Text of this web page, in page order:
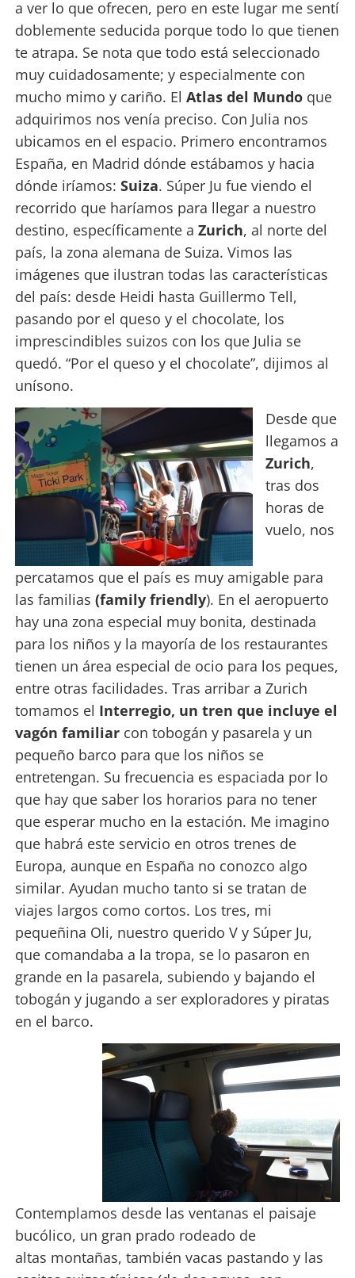
a ver lo que ofrecen, pero en este lugar me sentí
doblemente seducida porque todo lo que tienen
te atrapa. Se nota que todo está seleccionado
muy cuidadosamente; y especialmente con
mucho mimo y cariño. El Atlas del Mundoque
adquirimos nos venía preciso. Con Julia nos
ubicamos en el espacio. Primero encontramos
España, en Madrid dónde estábamos y hacia
dónde iríamos: Suiza. Súper Ju fue viendo el
recorrido que haríamos para llegar a nuestro
destino, específicamente a Zurich, al norte del
país, la zona alemana de Suiza. Vimos las
imágenes que ilustran todas las características
del país: desde Heidi hasta Guillermo Tell,
pasando por el queso y el chocolate, los
imprescindibles suizos con los que Julia se
quedó. “Por el queso y el chocolate”, dijimos al
unísono.
Desde que
llegamos a
Zurich,
tras dos
horas de
vuelo, nos
percatamos que el país es muy amigable para
las familias (family friendly). En el aeropuerto
hay una zona especial muy bonita, destinada
para los niños y la mayoría de los restaurantes
tienen un área especial de ocio para los peques,
entre otras facilidades. Tras arribar a Zurich
tomamos el Interregio, un tren que incluye el
vagón familiarcon tobogán y pasarela y un
pequeño barco para que los niños se
entretengan. Su frecuencia es espaciada por lo
que hay que saber los horarios para no tener
que esperar mucho en la estación. Me imagino
que habrá este servicio en otros trenes de
Europa, aunque en España no conozco algo
similar. Ayudan mucho tanto si se tratan de
viajes largos como cortos. Los tres, mi
pequeñina Oli, nuestro querido V y Súper Ju,
que comandaba a la tropa, se lo pasaron en
grande en la pasarela, subiendo y bajando el
tobogán y jugando a ser exploradores y piratas
en el barco.
Contemplamos desde las ventanas el paisaje
bucólico, un gran prado rodeado de
altas montañas, también vacas pastando y las